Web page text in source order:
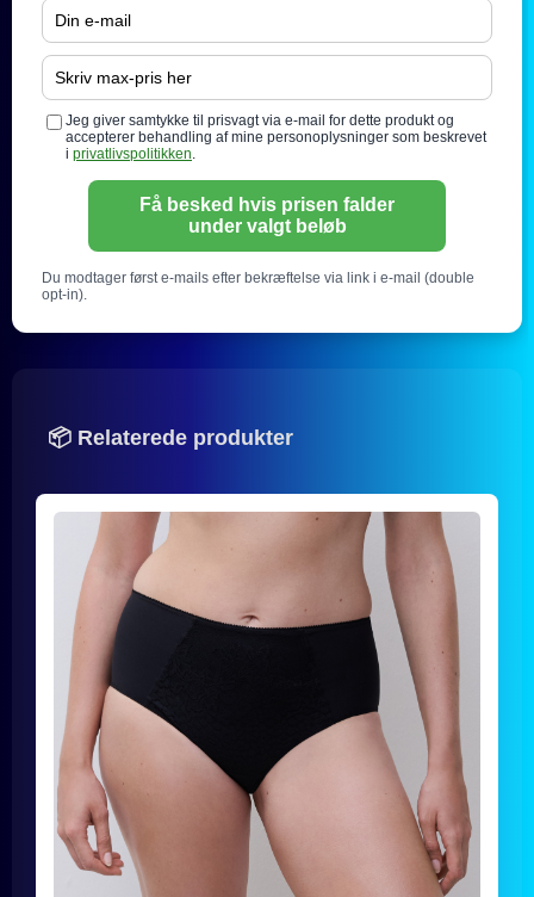
Jeg giver samtykke til prisvagt via e-mail for dette produkt og
accepterer behandling af mine personoplysninger som beskrevet
i privatlivspolitikken.
Få besked hvis prisen falder
under valgt beløb
Du modtager først e-mails efter bekræftelse via link i e-mail (double
opt-in).
📦 Relaterede produkter